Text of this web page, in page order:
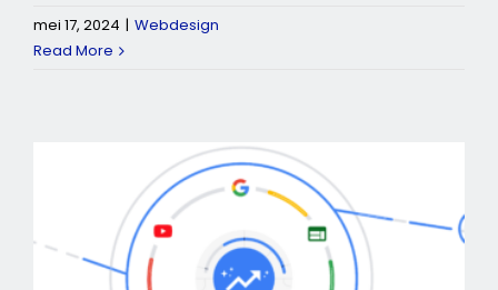
mei 17, 2024 | Webdesign
Read More
Hoe adverteer je
optimaal met